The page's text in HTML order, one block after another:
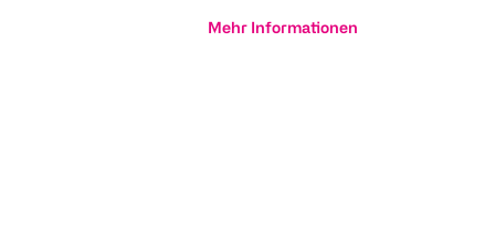
Mehr Informationen